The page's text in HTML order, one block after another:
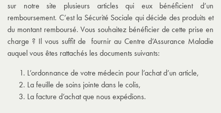
sur notre site plusieurs articles qui eux bénéficient d’un
remboursement. C’est la Sécurité Sociale qui décide des produits et
du montant remboursé. Vous souhaitez bénéficier de cette prise en
charge ? Il vous suffit de fournir au Centre d’Assurance Maladie
auquel vous êtes rattachés les documents suivants:
L’ordonnance de votre médecin pour l’achat d’un article,
La feuille de soins jointe dans le colis,
La facture d’achat que nous expédions.